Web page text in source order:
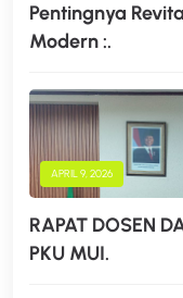
Pentingnya
Modern :.
APRIL 9, 2026
RAPAT DOSEN
PKU MUI.